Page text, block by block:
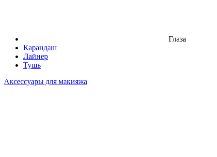
Глаза
Карандаш
Лайнер
Тушь
Аксессуары для макияжа